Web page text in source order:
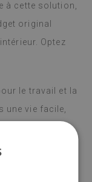
à cette solution,
original
Optez
le travail et la
une vie facile,
protection
plus, le
est à